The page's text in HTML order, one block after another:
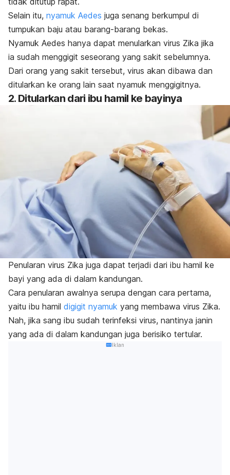
Selain itu, nyamuk Aedes juga senang berkumpul di
tumpukan baju atau barang-barang bekas.
Nyamuk Aedes hanya dapat menularkan virus Zika jika
ia sudah menggigit seseorang yang sakit sebelumnya.
Dari orang yang sakit tersebut, virus akan dibawa dan
ditularkan ke orang lain saat nyamuk menggigitnya.
2. Ditularkan dari ibu hamil ke bayinya
Penularan virus Zika juga dapat terjadi dari ibu hamil ke
bayi yang ada di dalam kandungan.
Cara penularan awalnya serupa dengan cara pertama,
yaitu ibu hamil digigit nyamuk yang membawa virus Zika.
Nah, jika sang ibu sudah terinfeksi virus, nantinya janin
yang ada di dalam kandungan juga berisiko tertular.
Iklan